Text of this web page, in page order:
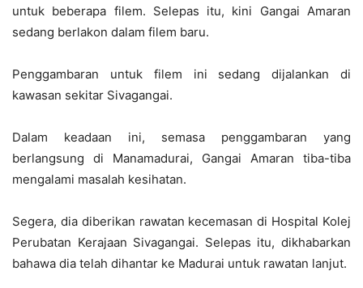
untuk beberapa filem. Selepas itu, kini Gangai Amaran
sedang berlakon dalam filem baru.
Penggambaran untuk filem ini sedang dijalankan di
kawasan sekitar Sivagangai.
Dalam keadaan ini, semasa penggambaran yang
berlangsung di Manamadurai, Gangai Amaran tiba-tiba
mengalami masalah kesihatan.
Segera, dia diberikan rawatan kecemasan di Hospital Kolej
Perubatan Kerajaan Sivagangai. Selepas itu, dikhabarkan
bahawa dia telah dihantar ke Madurai untuk rawatan lanjut.